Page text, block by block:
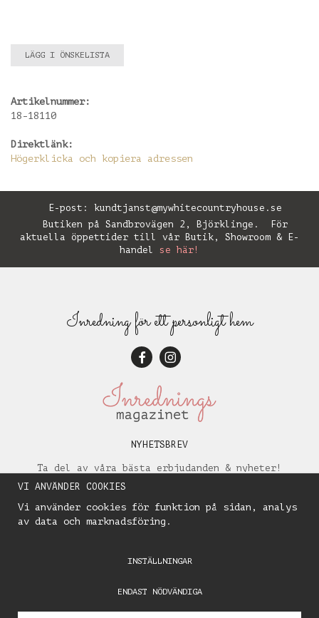
LÄGG I ÖNSKELISTA
Artikelnummer:
18-18110
Direktlänk:
Högerklicka och kopiera adressen
E-post: kundtjanst@mywhitecountryhouse.se
Butiken på Sandbrovägen 2, Björklinge. För
aktuella öppettider till vår Butik, Showroom & E-
handel se här!
Inredning för ett personligt hem
NYHETSBREV
Ta del av våra bästa erbjudanden & nyheter!
VI ANVÄNDER COOKIES
Vi använder cookies för funktion på sidan, analys
av data och marknadsföring.
INSTÄLLNINGAR
ENDAST NÖDVÄNDIGA